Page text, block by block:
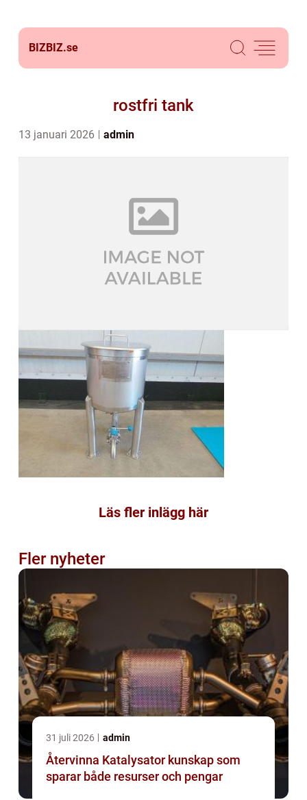
BIZBIZ.se
rostfri tank
13 januari 2026 admin
Läs fler inlägg här
Fler nyheter
31 juli 2026 admin
Återvinna Katalysator kunskap som
sparar både resurser och pengar